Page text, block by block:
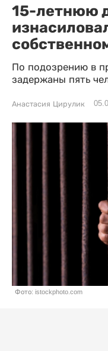
15-летнюю
По подозрению в
задержаны пять
Анастасия Цирулик
Фото: istockphoto.com